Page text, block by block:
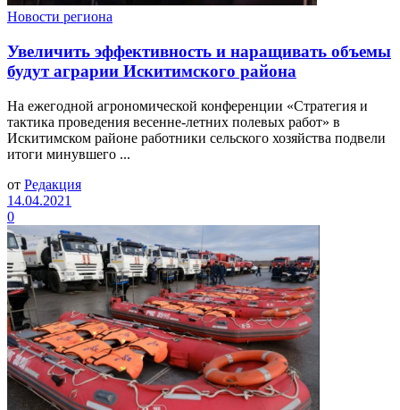
Новости региона
Увеличить эффективность и наращивать объемы
будут аграрии Искитимского района
На ежегодной агрономической конференции «Стратегия и
тактика проведения весенне-летних полевых работ» в
Искитимском районе работники сельского хозяйства подвели
итоги минувшего ...
от Редакция
14.04.2021
0